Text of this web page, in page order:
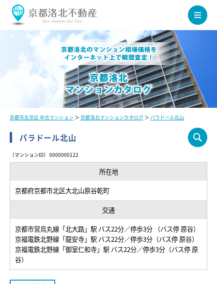
京都市左京区 中古マンション ＞ 京都洛北マンションカタログ ＞ パラドール北山
パラドール北山
〔マンションID〕 0000000122
所在地
京都府京都市北区大北山原谷乾町
交通
京都市営烏丸線「北大路」駅 バス22分／停歩3分 （バス停 原谷）
京福電鉄北野線「龍安寺」駅 バス22分／停歩3分（バス停 原谷）
京福電鉄北野線「御室仁和寺」駅 バス22分／停歩3分（バス停 原
谷）